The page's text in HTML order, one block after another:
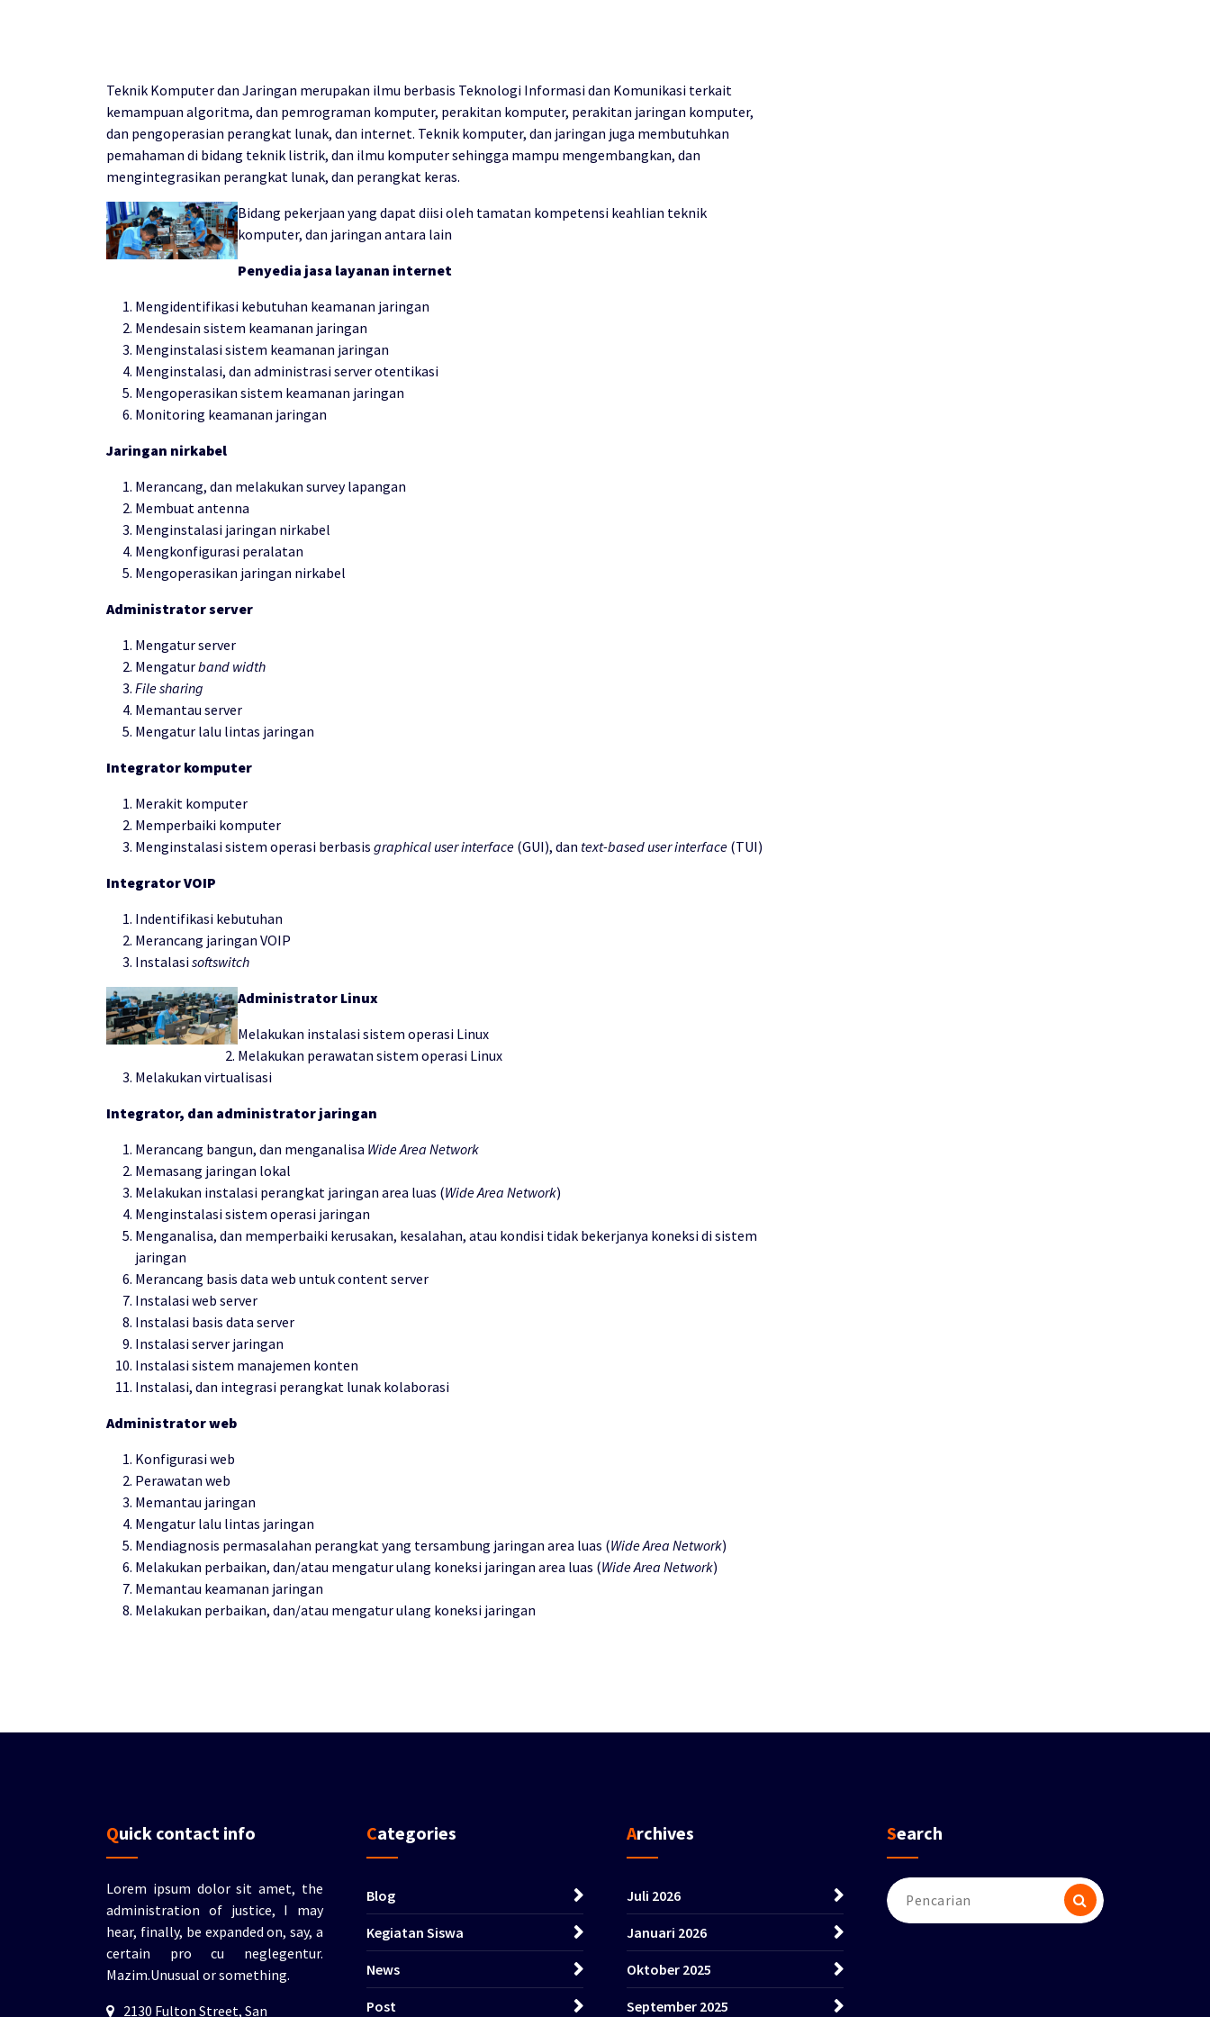
Teknik Komputer dan Jaringan merupakan ilmu berbasis Teknologi Informasi dan Komunikasi terkait
kemampuan algoritma, dan pemrograman komputer, perakitan komputer, perakitan jaringan komputer,
dan pengoperasian perangkat lunak, dan internet. Teknik komputer, dan jaringan juga membutuhkan
pemahaman di bidang teknik listrik, dan ilmu komputer sehingga mampu mengembangkan, dan
mengintegrasikan perangkat lunak, dan perangkat keras.
Bidang pekerjaan yang dapat diisi oleh tamatan kompetensi keahlian teknik
komputer, dan jaringan antara lain
Penyedia jasa layanan internet
Mengidentifikasi kebutuhan keamanan jaringan
Mendesain sistem keamanan jaringan
Menginstalasi sistem keamanan jaringan
Menginstalasi, dan administrasi server otentikasi
Mengoperasikan sistem keamanan jaringan
Monitoring keamanan jaringan
Jaringan nirkabel
Merancang, dan melakukan survey lapangan
Membuat antenna
Menginstalasi jaringan nirkabel
Mengkonfigurasi peralatan
Mengoperasikan jaringan nirkabel
Administrator server
Mengatur server
Mengaturband width
File sharing
Memantau server
Mengatur lalu lintas jaringan
Integrator komputer
Merakit komputer
Memperbaiki komputer
Menginstalasi sistem operasi berbasis graphical user interface (GUI), dan text-based user interface (TUI)
Integrator VOIP
Indentifikasi kebutuhan
Merancang jaringan VOIP
Instalasisoftswitch
Administrator Linux
Melakukan instalasi sistem operasi Linux
Melakukan perawatan sistem operasi Linux
Melakukan virtualisasi
Integrator, dan administrator jaringan
Merancang bangun, dan menganalisa Wide Area Network
Memasang jaringan lokal
Melakukan instalasi perangkat jaringan area luas (Wide Area Network)
Menginstalasi sistem operasi jaringan
Menganalisa, dan memperbaiki kerusakan, kesalahan, atau kondisi tidak bekerjanya koneksi di sistem
jaringan
Merancang basis data web untuk content server
Instalasi web server
Instalasi basis data server
Instalasi server jaringan
Instalasi sistem manajemen konten
Instalasi, dan integrasi perangkat lunak kolaborasi
Administrator web
Konfigurasi web
Perawatan web
Memantau jaringan
Mengatur lalu lintas jaringan
Mendiagnosis permasalahan perangkat yang tersambung jaringan area luas (Wide Area Network)
Melakukan perbaikan, dan/atau mengatur ulang koneksi jaringan area luas (Wide Area Network)
Memantau keamanan jaringan
Melakukan perbaikan, dan/atau mengatur ulang koneksi jaringan
Quick contact info
Lorem ipsum dolor sit amet, the
administration of justice, I may
hear, finally, be expanded on, say, a
certain pro cu neglegentur.
Mazim.Unusual or something.
2130 Fulton Street, San
Categories
Blog
Kegiatan Siswa
News
Post
Archives
Juli 2026
Januari 2026
Oktober 2025
September 2025
Search
Pencarian
untuk: